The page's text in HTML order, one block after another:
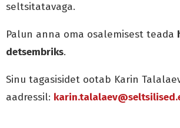
seltsitatavaga.
Palun anna oma osalemisest teada
detsembriks.
Sinu tagasisidet ootab Karin
aadressil: